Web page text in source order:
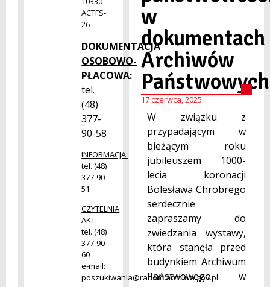
ACTFS-
26
DOKUMENTACJA
OSOBOWO-
PŁACOWA:
tel.
(48)
377-
90-58
INFORMACJA:
tel. (48)
377-90-
51
CZYTELNIA
AKT:
tel. (48)
377-90-
60
e-mail:
poszukiwania@radom.archiwa.gov.pl
w
dokumentach
Archiwów
17 czerwca, 2025
W związku z
przypadającym w
bieżącym roku
jubileuszem 1000-
lecia koronacji
Bolesława Chrobrego
serdecznie
zapraszamy do
zwiedzania wystawy,
która stanęła przed
budynkiem Archiwum
Państwowego w